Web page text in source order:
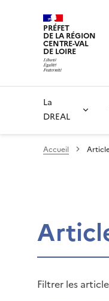
PRÉFET
DE LA RÉGION
CENTRE-VAL
DE LOIRE
La
DREAL
Accueil
Filtrer les